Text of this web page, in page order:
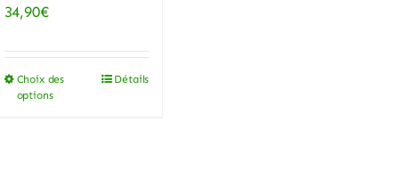
34,90€
Choix des
options
Détails